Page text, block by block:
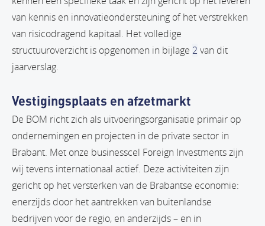
van kennis en innovatieondersteuning of het verstrekken
van risicodragend kapitaal. Het volledige
structuuroverzicht is opgenomen in bijlage 2 van dit
jaarverslag.
Vestigingsplaats en afzetmarkt
De BOM richt zich als uitvoeringsorganisatie primair op
ondernemingen en projecten in de private sector in
Brabant. Met onze businesscel Foreign Investments zijn
wij tevens internationaal actief. Deze activiteiten zijn
gericht op het versterken van de Brabantse economie:
enerzijds door het aantrekken van buitenlandse
bedrijven voor de regio, en anderzijds – en in